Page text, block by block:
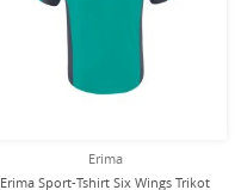
Erima
Erima Sport-Tshirt Six Wings Trikot